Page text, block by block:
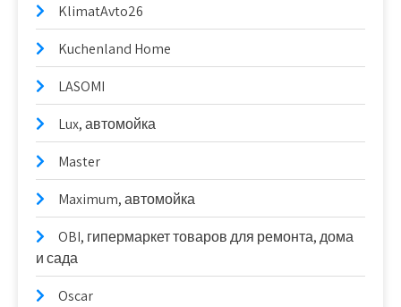
KlimatAvto26
Kuchenland Home
LASOMI
Lux, автомойка
Master
Maximum, автомойка
OBI, гипермаркет товаров для ремонта, дома
и сада
Oscar